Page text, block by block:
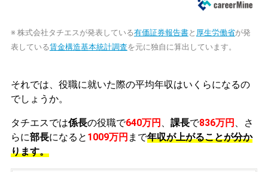
※ 株式会社タチエスが発表している有価証券報告書と 厚生労働省が発
表している賃金構造基本統計調査を元に独自に算出しています。
それでは、役職に就いた際の平均年収はいくらになるの
でしょうか。
タチエスでは係長の役職で640万円 課長で836万円
、さ
らに部長になると 1009万円 まで年収が上がることが分か
ります。